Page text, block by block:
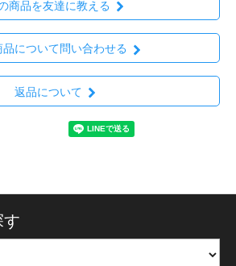
商品を友達に教える
品について問い合わせる
返品について
す